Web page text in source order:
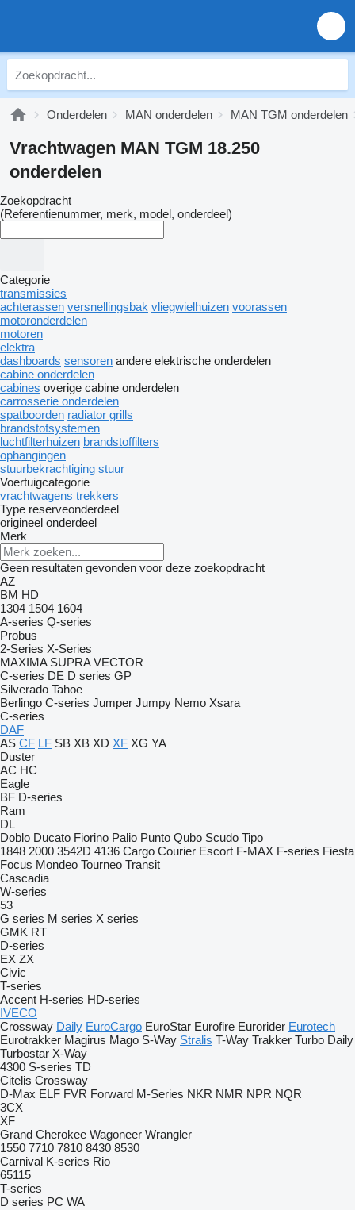
Onderdelen MAN onderdelen MAN TGM onderdelen
Vrachtwagen MAN TGM 18.250
onderdelen
Zoekopdracht
(Referentienummer, merk, model, onderdeel)
Categorie
transmissies
achterassen versnellingsbak vliegwielhuizen voorassen
motoronderdelen
motoren
elektra
dashboards sensoren andere elektrische onderdelen
cabine onderdelen
cabines overige cabine onderdelen
carrosserie onderdelen
spatboorden radiator grills
brandstofsystemen
luchtfilterhuizen brandstoffilters
ophangingen
stuurbekrachtiging stuur
Voertuigcategorie
vrachtwagens trekkers
Type reserveonderdeel
origineel onderdeel
Merk
Geen resultaten gevonden voor deze zoekopdracht
AZ
BM HD
1304 1504 1604
A-series Q-series
Probus
2-Series X-Series
MAXIMA SUPRA VECTOR
C-series DE D series GP
Silverado Tahoe
Berlingo C-series Jumper Jumpy Nemo Xsara
C-series
DAF
AS CF LF SB XB XD XF XG YA
Duster
AC HC
Eagle
BF D-series
Ram
DL
Doblo Ducato Fiorino Palio Punto Qubo Scudo Tipo
1848 2000 3542D 4136 Cargo Courier Escort F-MAX F-series Fiesta
Focus Mondeo Tourneo Transit
Cascadia
W-series
53
G series M series X series
GMK RT
D-series
EX ZX
Civic
T-series
Accent H-series HD-series
IVECO
Crossway Daily EuroCargo EuroStar Eurofire Eurorider Eurotech
Eurotrakker Magirus Mago S-Way Stralis T-Way Trakker Turbo Daily
Turbostar X-Way
4300 S-series TD
Citelis Crossway
D-Max ELF FVR Forward M-Series NKR NMR NPR NQR
3CX
XF
Grand Cherokee Wagoneer Wrangler
1550 7710 7810 8430 8530
Carnival K-series Rio
65115
T-series
D series PC WA